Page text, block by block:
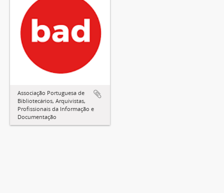
Associação Portuguesa de
Bibliotecários, Arquivistas,
Profissionais da Informação e
Documentação